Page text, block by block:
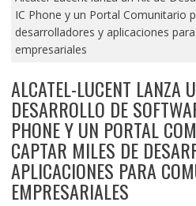
IC Phone y un Portal Comunitario
desarrolladores y aplicaciones
empresariales
ALCATEL-LUCENT LANZA
DESARROLLO DE
PHONE Y UN PORTAL
CAPTAR MILES DE
APLICACIONES PARA
EMPRESARIALES